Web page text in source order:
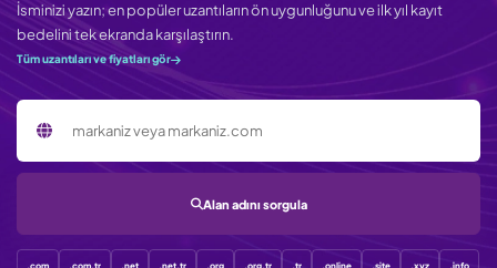
İsminizi yazın; en popüler uzantıların ön uygunluğunu ve ilk yıl kayıt
bedelini tek ekranda karşılaştırın.
Tüm uzantıları ve fiyatları gör
Sorgulanacak alan adı
Alan adını sorgula